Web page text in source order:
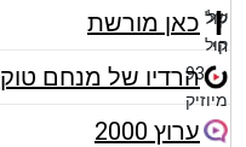
כאן מורשת
הרדיו של מנחם טוקר
ערוץ 2000